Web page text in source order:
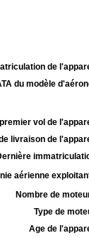
de
du modèle
vol de
livraison de
aérienne
Nombre de
Type de
Age de